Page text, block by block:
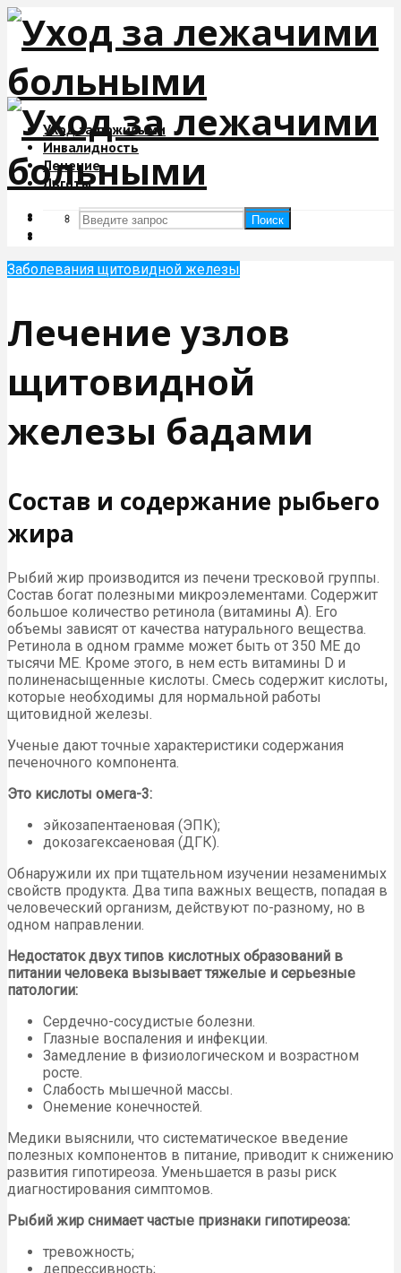
Уход за пожилыми
Инвалидность
Лечение
Льготы
Поиск
Поиск
Заболевания щитовидной железы
Лечение узлов
щитовидной
железы бадами
Состав и содержание рыбьего
жира
Рыбий жир производится из печени тресковой группы.
Состав богат полезными микроэлементами. Содержит
большое количество ретинола (витамины А). Его
объемы зависят от качества натурального вещества.
Ретинола в одном грамме может быть от 350 МЕ до
тысячи МЕ. Кроме этого, в нем есть витамины D и
полиненасыщенные кислоты. Смесь содержит кислоты,
которые необходимы для нормальной работы
щитовидной железы.
Ученые дают точные характеристики содержания
печеночного компонента.
Это кислоты омега-3:
эйкозапентаеновая (ЭПК);
докозагексаеновая (ДГК).
Обнаружили их при тщательном изучении незаменимых
свойств продукта. Два типа важных веществ, попадая в
человеческий организм, действуют по-разному, но в
одном направлении.
Недостаток двух типов кислотных образований в
питании человека вызывает тяжелые и серьезные
патологии:
Сердечно-сосудистые болезни.
Глазные воспаления и инфекции.
Замедление в физиологическом и возрастном
росте.
Слабость мышечной массы.
Онемение конечностей.
Медики выяснили, что систематическое введение
полезных компонентов в питание, приводит к снижению
развития гипотиреоза. Уменьшается в разы риск
диагностирования симптомов.
Рыбий жир снимает частые признаки гипотиреоза:
тревожность;
депрессивность;